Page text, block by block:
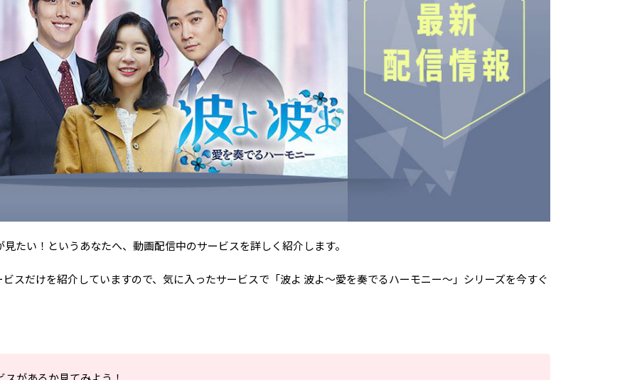
たい！というあなたへ、動画配信中のサービスを詳しく紹介します。
スだけを紹介していますので、気に入ったサービスで「波よ 波よ～愛を奏でるハーモニー～」シリーズを今すぐ